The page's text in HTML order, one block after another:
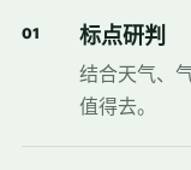
01 标点研判
结合天气、
值得去。